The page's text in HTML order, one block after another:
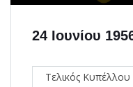
24 Ιουνίου
Τελικός